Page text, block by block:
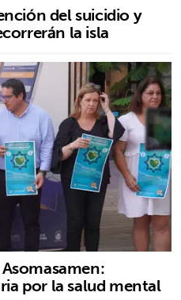
del suicidio y
la isla
por la salud mental